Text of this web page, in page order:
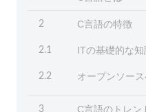
2 C言語の特徴
2.1 ITの基礎的な
2.2 オープンソー
3 C言語のトレン